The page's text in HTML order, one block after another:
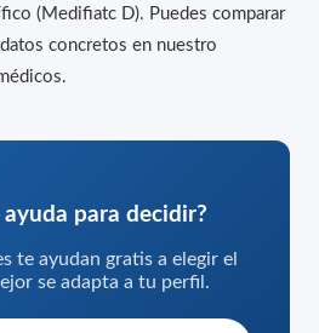
(Medifiatc D). Puedes comparar
concretos en nuestro
ayuda para decidir?
te ayudan gratis a elegir el
se adapta a tu perfil.